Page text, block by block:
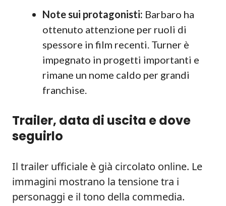
Note sui protagonisti: Barbaro ha
ottenuto attenzione per ruoli di
spessore in film recenti. Turner è
impegnato in progetti importanti e
rimane un nome caldo per grandi
franchise.
Trailer, data di uscita e dove
seguirlo
Il trailer ufficiale è già circolato online. Le
immagini mostrano la tensione tra i
personaggi e il tono della commedia.